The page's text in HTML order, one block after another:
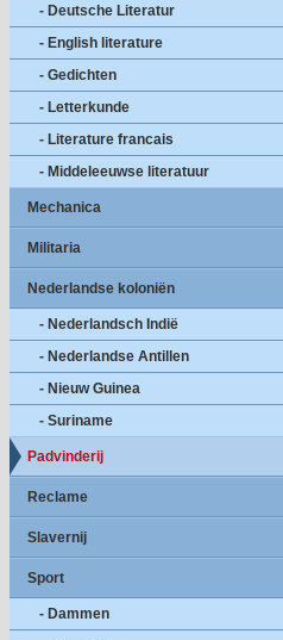
- Deutsche Literatur
- English literature
- Gedichten
- Letterkunde
- Literature francais
- Middeleeuwse literatuur
Mechanica
Militaria
Nederlandse koloniën
- Nederlandsch Indië
- Nederlandse Antillen
- Nieuw Guinea
- Suriname
Padvinderij
Reclame
Slavernij
Sport
- Dammen